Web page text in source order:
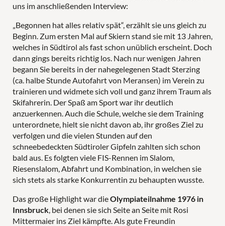
SPIELEWELTEN FÜR PÄRCHEN
PANORAMAPOOL
LAST-MINUTE-ANGEBOTE
PÄRCHEN FAMILIEN
uns im anschließenden Interview:
„Begonnen hat alles relativ spät“, erzählt sie uns gleich zu
Beginn. Zum ersten Mal auf Skiern stand sie mit 13 Jahren,
welches in Südtirol als fast schon unüblich erscheint. Doch
dann gings bereits richtig los. Nach nur wenigen Jahren
begann Sie bereits in der nahegelegenen Stadt Sterzing
(ca. halbe Stunde Autofahrt von Meransen) im Verein zu
trainieren und widmete sich voll und ganz ihrem Traum als
Skifahrerin. Der Spaß am Sport war ihr deutlich
anzuerkennen. Auch die Schule, welche sie dem Training
unterordnete, hielt sie nicht davon ab, ihr großes Ziel zu
verfolgen und die vielen Stunden auf den
schneebedeckten Südtiroler Gipfeln zahlten sich schon
bald aus. Es folgten viele FIS-Rennen im Slalom,
Riesenslalom, Abfahrt und Kombination, in welchen sie
sich stets als starke Konkurrentin zu behaupten wusste.
Das große Highlight war dieOlympiateilnahme 1976 in
Innsbruck , bei denen sie sich Seite an Seite mit Rosi
Mittermaier ins Ziel kämpfte. Als gute Freundin